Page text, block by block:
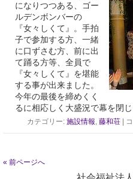
になりつつある、ゴー
ルデンボンバーの
『女々しくて』。手拍
子で参加する方、一緒
に口ずさむ方、前に出
て踊る方等、全員で
『女々しくて』を堪能
する事が出来ました。
今年の最後を締めくく
るに相応しく大盛況で幕を閉じ
カテゴリー:施設情報,藤和荘
« 前ページへ